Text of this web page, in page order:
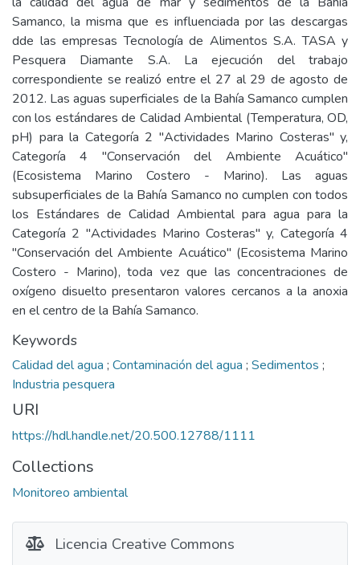
Samanco, la misma que es influenciada por las descargas
dde las empresas Tecnología de Alimentos S.A.­ TASA y
Pesquera Diamante S.A. La ejecución del trabajo
correspondiente se realizó entre el 27 al 29 de agosto de
2012. Las aguas superficiales de la Bahía Samanco cumplen
con los estándares de Calidad Ambiental (Temperatura, OD,
pH) para la Categoría 2 "Actividades Marino Costeras" y,
Categoría 4 "Conservación del Ambiente Acuático"
(Ecosistema Marino Costero - Marino). Las aguas
subsuperficiales de la Bahía Samanco no cumplen con todos
los Estándares de Calidad Ambiental para agua para la
Categoría 2 "Actividades Marino Costeras" y, Categoría 4
"Conservación del Ambiente Acuático" (Ecosistema Marino
Costero - Marino), toda vez que las concentraciones de
oxígeno disuelto presentaron valores cercanos a la anoxia
en el centro de la Bahía Samanco.
Keywords
Calidad del agua ; Contaminación del agua ; Sedimentos ;
Industria pesquera
URI
https://hdl.handle.net/20.500.12788/1111
Collections
Monitoreo ambiental
Licencia Creative Commons